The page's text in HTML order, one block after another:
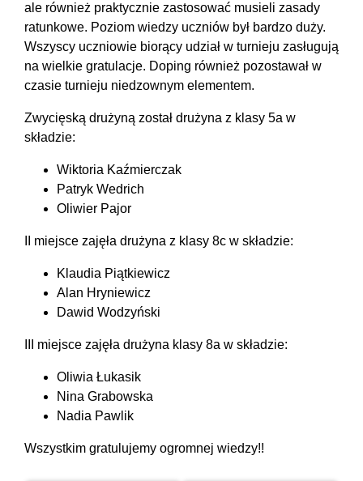
ale również praktycznie zastosować musieli zasady
ratunkowe. Poziom wiedzy uczniów był bardzo duży.
Wszyscy uczniowie biorący udział w turnieju zasługują
na wielkie gratulacje. Doping również pozostawał w
czasie turnieju niedzownym elementem.
Zwycięską drużyną został drużyna z klasy 5a w
składzie:
Wiktoria Kaźmierczak
Patryk Wedrich
Oliwier Pajor
II miejsce zajęła drużyna z klasy 8c w składzie:
Klaudia Piątkiewicz
Alan Hryniewicz
Dawid Wodzyński
III miejsce zajęła drużyna klasy 8a w składzie:
Oliwia Łukasik
Nina Grabowska
Nadia Pawlik
Wszystkim gratulujemy ogromnej wiedzy!!